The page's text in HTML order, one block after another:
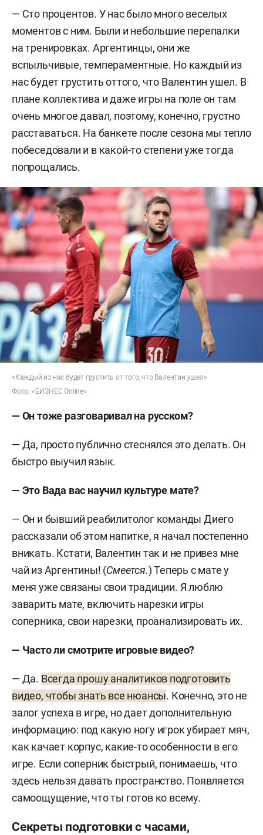
— Сто процентов. У нас было много веселых
моментов с ним. Были и небольшие перепалки
на тренировках. Аргентинцы, они же
вспыльчивые, темпераментные. Но каждый из
нас будет грустить оттого, что Валентин ушел. В
плане коллектива и даже игры на поле он там
очень многое давал, поэтому, конечно, грустно
расставаться. На банкете после сезона мы тепло
побеседовали и в какой-то степени уже тогда
попрощались.
«Каждый из нас будет грустить от того, что Валентин ушел»
Фото: «БИЗНЕС Online»
— Он тоже разговаривал на русском?
— Да, просто публично стеснялся это делать. Он
быстро выучил язык.
— Это Вада вас научил культуре мате?
— Он и бывший реабилитолог команды Диего
рассказали об этом напитке, я начал постепенно
вникать. Кстати, Валентин так и не привез мне
чай из Аргентины! (Смеется.) Теперь с мате у
меня уже связаны свои традиции. Я люблю
заварить мате, включить нарезки игры
соперника, свои нарезки, проанализировать их.
— Часто ли смотрите игровые видео?
— Да. Всегда прошу аналитиков подготовить
видео, чтобы знать все нюансы. Конечно, это не
залог успеха в игре, но дает дополнительную
информацию: под какую ногу игрок убирает мяч,
как качает корпус, какие-то особенности в его
игре. Если соперник быстрый, понимаешь, что
здесь нельзя давать пространство. Появляется
самоощущение, что ты готов ко всему.
Секреты подготовки с часами,